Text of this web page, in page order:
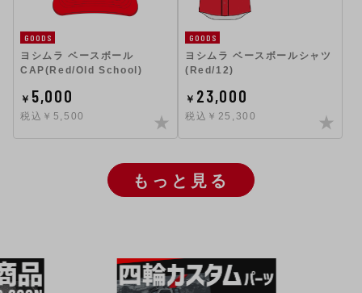
GOODS
ヨシムラ ベースボール
CAP(Red/Old School)
￥ 5,000
税込￥5,500
GOODS
ヨシムラ ベースボールシャツ
(Red/12)
￥ 23,000
税込￥25,300
もっと見る